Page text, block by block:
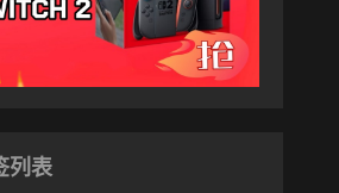
列表